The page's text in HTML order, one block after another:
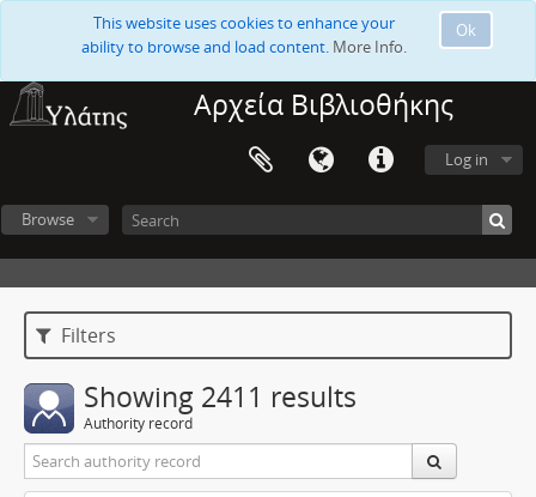
Ok
This website uses cookies to enhance your
ability to browse and load content. More Info.
Αρχεία Βιβλιοθήκης
Log in
Browse
Filters
Showing 2411 results
Authority record